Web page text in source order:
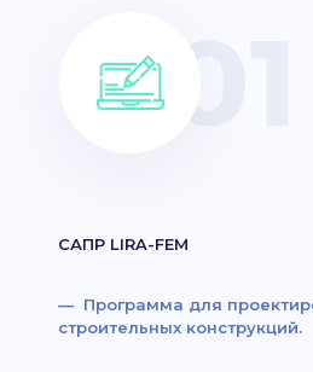
САПР LIRA-FEM
— Программа для
строительных конструкций.